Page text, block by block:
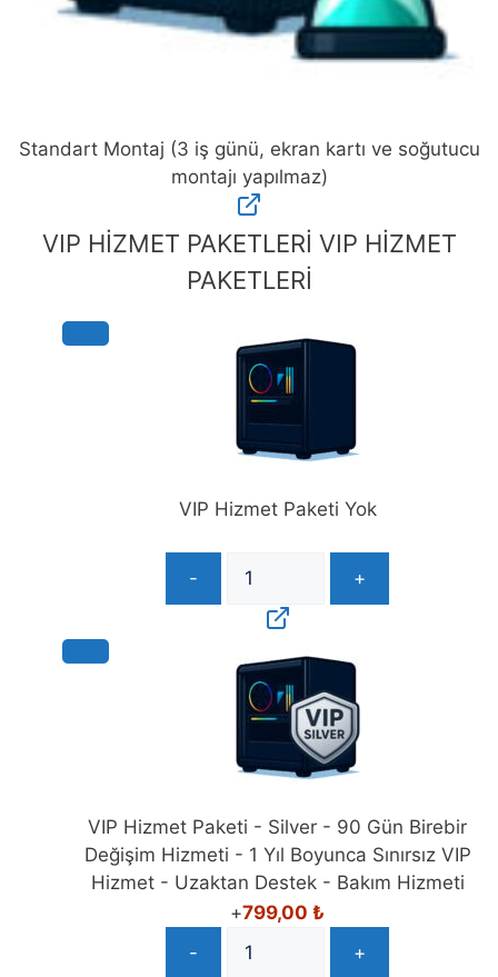
Standart Montaj (3 iş günü, ekran kartı ve soğutucu
montajı yapılmaz)
MontajVIP HİZMET PAKETLERİ VIP HİZMET
PAKETLERİ
VIP Hizmet Paketi Yok
- +
VIP Hizmet Paketi - Silver - 90 Gün Birebir
Değişim Hizmeti - 1 Yıl Boyunca Sınırsız VIP
Hizmet - Uzaktan Destek - Bakım Hizmeti
+799,00 ₺
-
+